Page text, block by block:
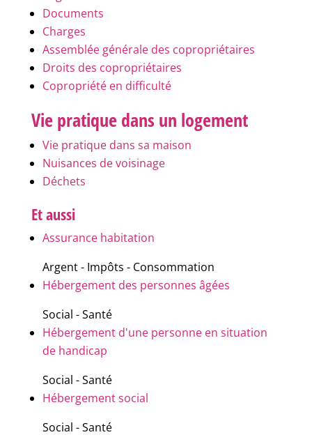
Documents
Charges
Assemblée générale des copropriétaires
Droits des copropriétaires
Copropriété en difficulté
Vie pratique dans un logement
Vie pratique dans sa maison
Nuisances de voisinage
Déchets
Et aussi
Assurance habitation
Argent - Impôts - Consommation
Hébergement des personnes âgées
Social - Santé
Hébergement d'une personne en situation
de handicap
Social - Santé
Hébergement social
Social - Santé